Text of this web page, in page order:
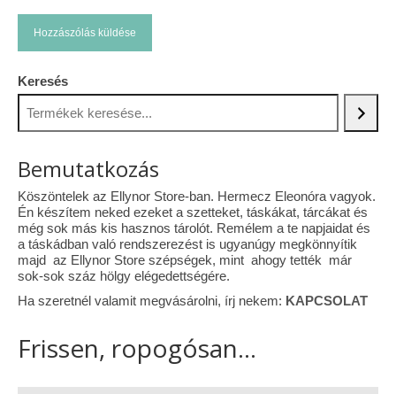
Keresés
Bemutatkozás
Köszöntelek az Ellynor Store-ban. Hermecz Eleonóra vagyok.
Én készítem neked ezeket a szetteket, táskákat, tárcákat és
még sok más kis hasznos tárolót. Remélem a te napjaidat és
a táskádban való rendszerezést is ugyanúgy megkönnyítik
majd az Ellynor Store szépségek, mint ahogy tették már
sok-sok száz hölgy elégedettségére.
Ha szeretnél valamit megvásárolni, írj nekem: KAPCSOLAT
Frissen, ropogósan...